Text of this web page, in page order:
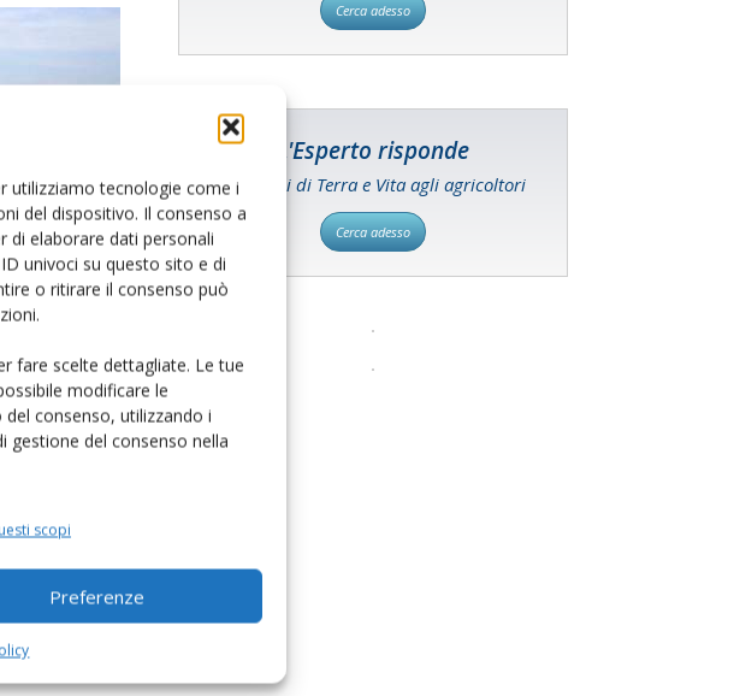
utilizziamo tecnologie come i
del dispositivo. Il consenso a
di elaborare dati personali
univoci su questo sito e di
o ritirare il consenso può
fare scelte dettagliate. Le tue
modificare le
consenso, utilizzando i
gestione del consenso nella
scopi
Preferenze
Cerca adesso
L'Esperto risponde
I consigli di Terra e Vita agli agricoltori
Cerca adesso